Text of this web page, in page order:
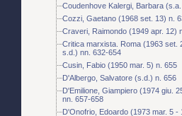
Coudenhove Kalergi, Barbara
Cozzi, Gaetano (1968 set. 13) n.
Craveri, Raimondo (1949 apr. 12)
Critica marxista. Roma (1963 set.
s.d.) nn. 632-654
Cusin, Fabio (1950 mar. 5) n. 655
D'Albergo, Salvatore (s.d.) n. 656
D'Emilione, Giampiero (1974 giu.
nn. 657-658
D'Onofrio, Edoardo (1973 mar. 5 -